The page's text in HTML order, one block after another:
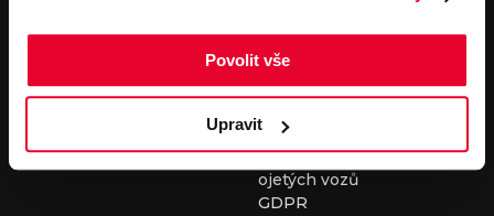
Povolit vše
Upravit
podmínky pro online
vozidel
Všeobecné obchodní
podmínky pro provádění
servisních prací
Všeobecné obchodní
podmínky při nákupu
ojetých vozů
GDPR